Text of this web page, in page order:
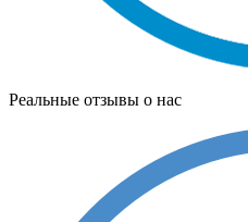
Реальные отзывы о нас